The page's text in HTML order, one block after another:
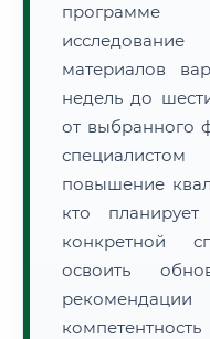
программе
материалов
недель до
от выбранного
специалистом
повышение
кто
конкретной
освоить